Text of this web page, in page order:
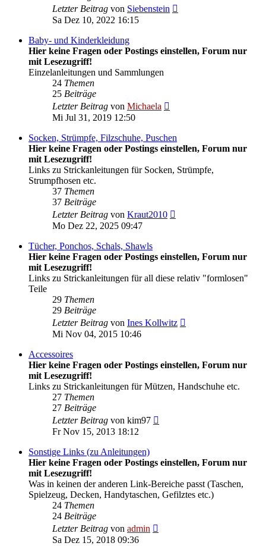
Letzter Beitrag von Siebenstein
Sa Dez 10, 2022 16:15
Baby- und Kinderkleidung
Hier keine Fragen oder Postings einstellen, Forum nur
mit Lesezugriff!
Einzelanleitungen und Sammlungen
24 Themen
25 Beiträge
Letzter Beitrag von Michaela
Mi Jul 31, 2019 12:50
Socken, Strümpfe, Filzschuhe, Puschen
Hier keine Fragen oder Postings einstellen, Forum nur
mit Lesezugriff!
Links zu Strickanleitungen für Socken, Strümpfe,
Strumpfhosen etc.
37 Themen
37 Beiträge
Letzter Beitrag von Kraut2010
Mo Dez 22, 2025 09:47
Tücher, Ponchos, Schals, Shawls
Hier keine Fragen oder Postings einstellen, Forum nur
mit Lesezugriff!
Links zu Strickanleitungen für all diese relativ "formlosen"
Teile
29 Themen
29 Beiträge
Letzter Beitrag von Ines Kollwitz
Mi Nov 04, 2015 10:46
Accessoires
Hier keine Fragen oder Postings einstellen, Forum nur
mit Lesezugriff!
Links zu Strickanleitungen für Mützen, Handschuhe etc.
27 Themen
27 Beiträge
Letzter Beitrag von kim97
Fr Nov 15, 2013 18:12
Sonstige Links (zu Anleitungen)
Hier keine Fragen oder Postings einstellen, Forum nur
mit Lesezugriff!
Was in keinen der anderen Link-Bereiche passt (Taschen,
Spielzeug, Decken, Handytaschen, Gefilztes etc.)
24 Themen
24 Beiträge
Letzter Beitrag von admin
Sa Dez 15, 2018 09:36